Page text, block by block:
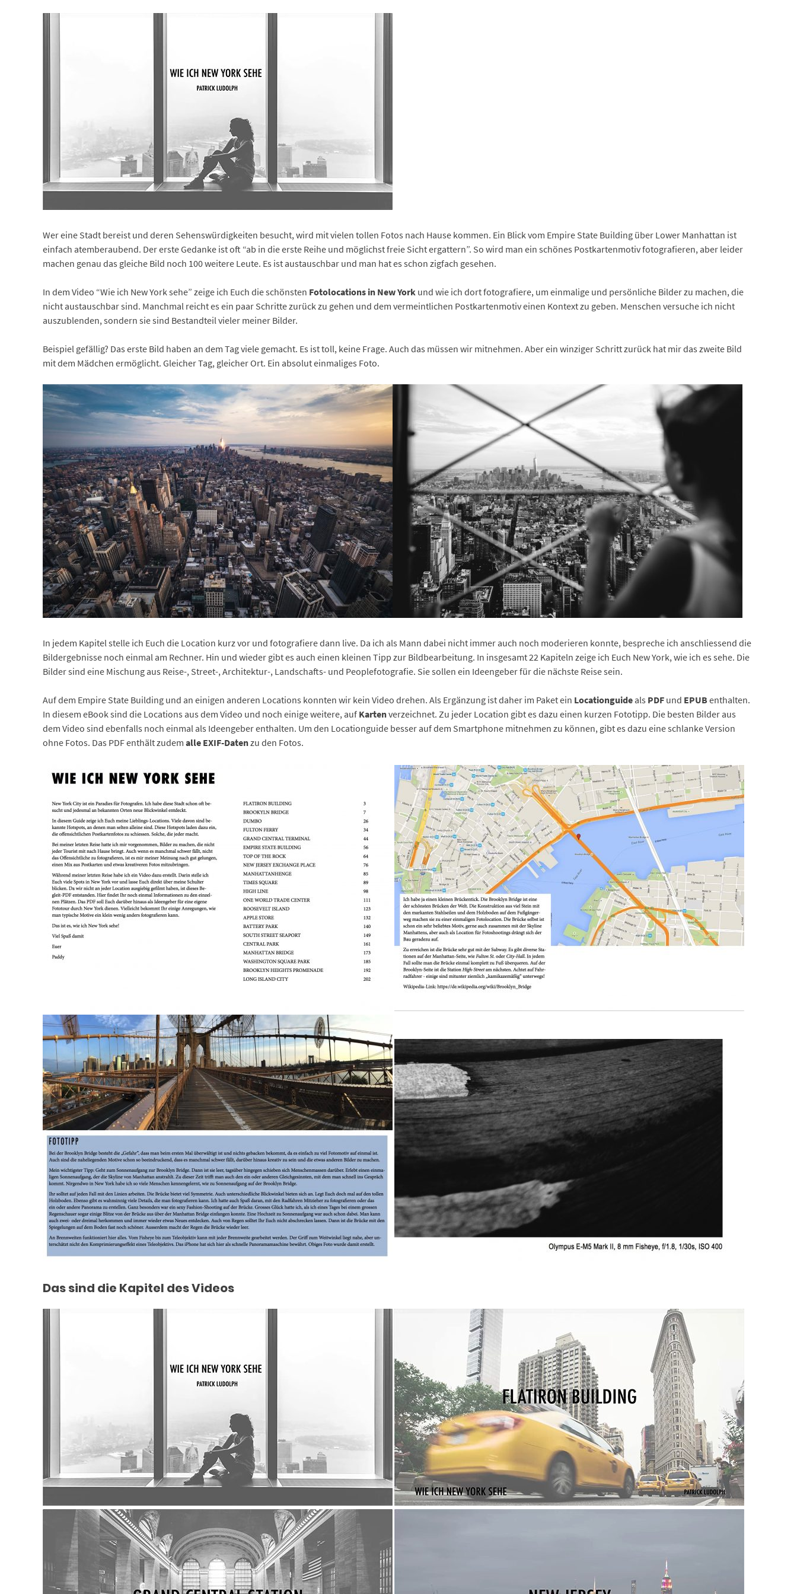
Wer eine Stadt bereist und deren Sehenswürdigkeiten besucht, wird mit vielen tollen Fotos nach Hause kommen. Ein Blick vom Empire State Building über Lower Manhattan ist
einfach atemberaubend. Der erste Gedanke ist oft “ab in die erste Reihe und möglichst freie Sicht ergattern”. So wird man ein schönes Postkartenmotiv fotografieren, aber leider
machen genau das gleiche Bild noch 100 weitere Leute. Es ist austauschbar und man hat es schon zigfach gesehen.
In dem Video “Wie ich New York sehe” zeige ich Euch die schönsten Fotolocations in New Yorkund wie ich dort fotografiere, um einmalige und persönliche Bilder zu machen, die
nicht austauschbar sind. Manchmal reicht es ein paar Schritte zurück zu gehen und dem vermeintlichen Postkartenmotiv einen Kontext zu geben. Menschen versuche ich nicht
auszublenden, sondern sie sind Bestandteil vieler meiner Bilder.
Beispiel gefällig? Das erste Bild haben an dem Tag viele gemacht. Es ist toll, keine Frage. Auch das müssen wir mitnehmen. Aber ein winziger Schritt zurück hat mir das zweite Bild
mit dem Mädchen ermöglicht. Gleicher Tag, gleicher Ort. Ein absolut einmaliges Foto.
In jedem Kapitel stelle ich Euch die Location kurz vor und fotografiere dann live. Da ich als Mann dabei nicht immer auch noch moderieren konnte, bespreche ich anschliessend die
Bildergebnisse noch einmal am Rechner. Hin und wieder gibt es auch einen kleinen Tipp zur Bildbearbeitung. In insgesamt 22 Kapiteln zeige ich Euch New York, wie ich es sehe. Die
Bilder sind eine Mischung aus Reise-, Street-, Architektur-, Landschafts- und Peoplefotografie. Sie sollen ein Ideengeber für die nächste Reise sein.
Auf dem Empire State Building und an einigen anderen Locations konnten wir kein Video drehen. Als Ergänzung ist daher im Paket ein Locationguideals PDFund EPUB enthalten.
In diesem eBook sind die Locations aus dem Video und noch einige weitere, auf Kartenverzeichnet. Zu jeder Location gibt es dazu einen kurzen Fototipp. Die besten Bilder aus
dem Video sind ebenfalls noch einmal als Ideengeber enthalten. Um den Locationguide besser auf dem Smartphone mitnehmen zu können, gibt es dazu eine schlanke Version
ohne Fotos. Das PDF enthält zudem alle EXIF-Datenzu den Fotos.
Das sind die Kapitel des Videos